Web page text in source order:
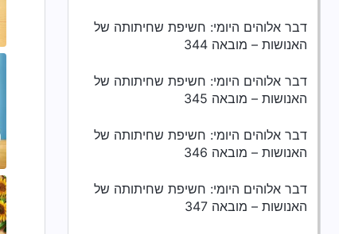
דבר אלוהים היומי: חשיפת שחיתותה של
האנושות – מובאה 344
דבר אלוהים היומי: חשיפת שחיתותה של
האנושות – מובאה 345
דבר אלוהים היומי: חשיפת שחיתותה של
האנושות – מובאה 346
דבר אלוהים היומי: חשיפת שחיתותה של
האנושות – מובאה 347